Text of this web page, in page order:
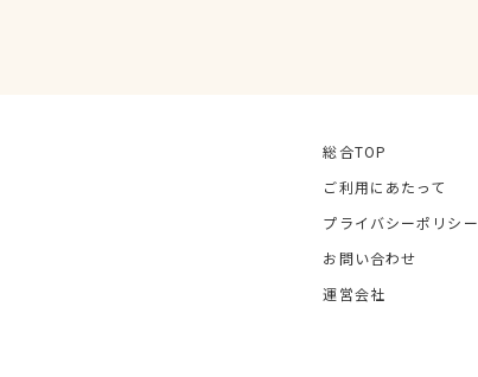
総合TOP
ご利用にあたって
プライバシーポリシー
お問い合わせ
運営会社